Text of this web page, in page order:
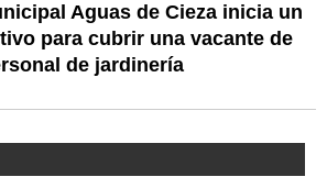
Aguas de Cieza inicia un
para cubrir una vacante de
de jardinería